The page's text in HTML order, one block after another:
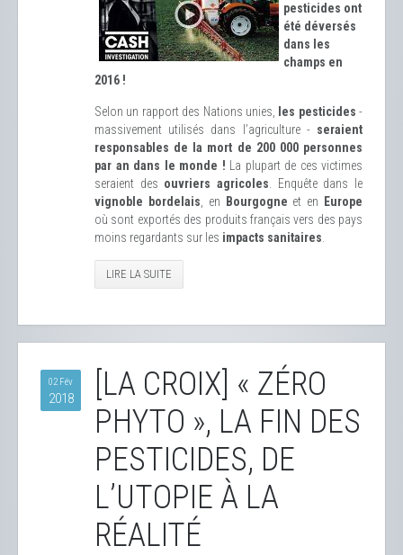
pesticides ont
été déversés
dans les
champs en
2016 !
Selon un rapport des Nations unies, les pesticides -
massivement utilisés dans l’agriculture - seraient
responsables de la mort de 200 000 personnes
par an dans le monde ! La plupart de ces victimes
seraient des ouvriers agricoles . Enquête dans le
vignoble bordelais , en Bourgogne et en
Europe
où sont exportés des produits français vers des pays
moins regardants sur les impacts sanitaires
LIRE LA SUITE
02 Fév
2018
[LA CROIX] « ZÉRO
PHYTO », LA FIN DES
PESTICIDES, DE
L’UTOPIE À LA
RÉALITÉ